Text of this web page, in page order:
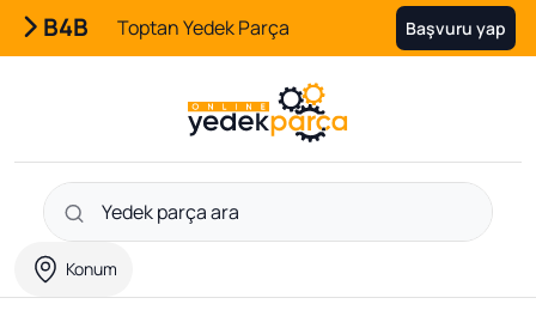
B4B Toptan Yedek Parça Başvuru yap
Konum